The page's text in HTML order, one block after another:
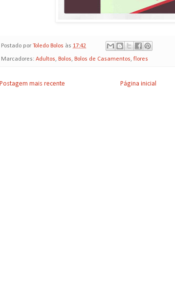
Postado por Toledo Bolos às 17:42
Marcadores: Adultos, Bolos, Bolos de Casamentos, flores
Postagem mais recente Página inicial